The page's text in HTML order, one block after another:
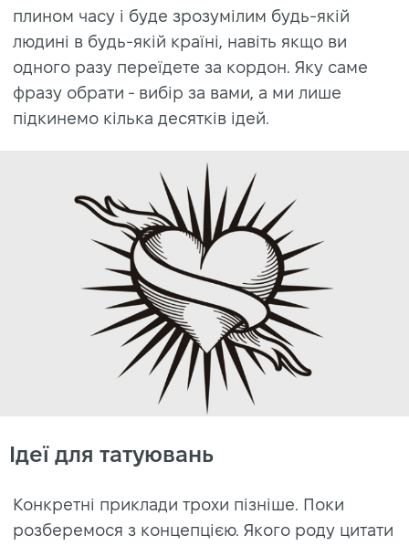
плином часу і буде зрозумілим будь-якій
людині в будь-якій країні, навіть якщо ви
одного разу переїдете за кордон. Яку саме
фразу обрати - вибір за вами, а ми лише
підкинемо кілька десятків ідей.
Ідеї для татуювань
Конкретні приклади трохи пізніше. Поки
розберемося з концепцією. Якого роду цитати